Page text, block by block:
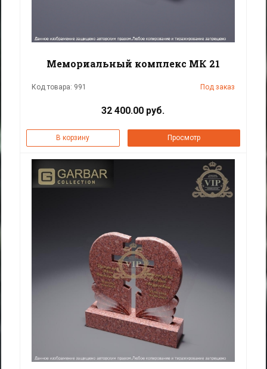
Мемориальный комплекс МК 21
Код товара: 991 Под заказ
32 400.00 руб.
В корзину Просмотр